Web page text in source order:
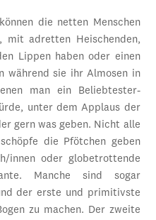
die netten Menschen
mit adretten Heischenden,
Lippen haben oder einen
während sie ihr Almosen in
man ein Beliebtester-
unter dem Applaus der
gern was geben. Nicht alle
die Pfötchen geben
innen oder globetrottende
Manche sind sogar
der erste und primitivste
zu machen. Der zweite